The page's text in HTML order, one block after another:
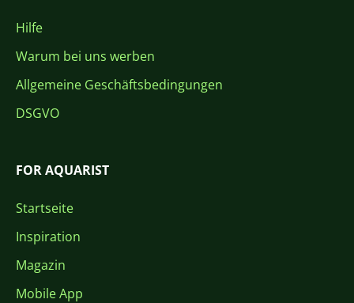
Hilfe
Warum bei uns werben
Allgemeine Geschäftsbedingungen
DSGVO
FOR AQUARIST
Startseite
Inspiration
Magazin
Mobile App